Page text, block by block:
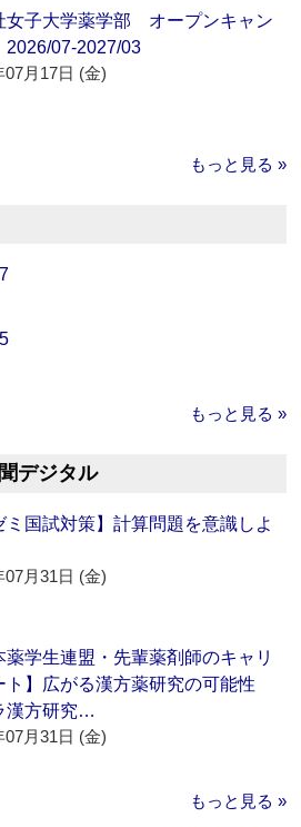
女子大学薬学部 オープンキャン
07-2027/03
07月17日 (金)
もっと見る »
もっと見る »
デジタル
ミ国試対策】計算問題を意識しよ
07月31日 (金)
薬学生連盟・先輩薬剤師のキャリ
ト】広がる漢方薬研究の可能性
漢方研究…
07月31日 (金)
もっと見る »